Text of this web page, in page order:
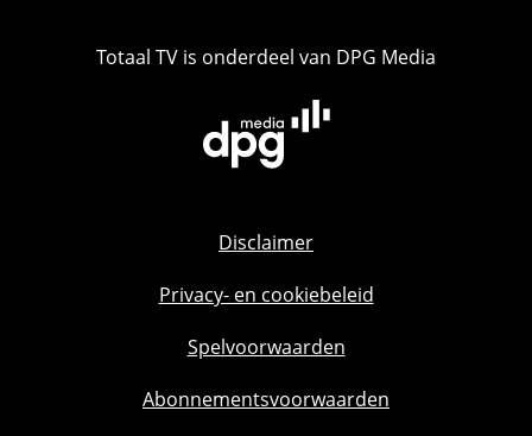
Totaal TV is onderdeel van DPG Media
Disclaimer
Privacy- en cookiebeleid
Spelvoorwaarden
Abonnementsvoorwaarden